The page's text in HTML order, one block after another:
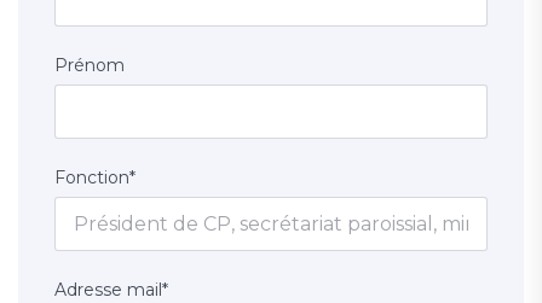
Prénom
Fonction*
Adresse mail*